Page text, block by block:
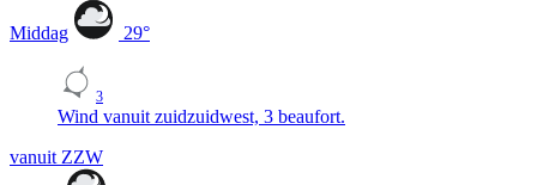
Middag 29°
3
Wind vanuit zuidzuidwest, 3 beaufort.
vanuit ZZW